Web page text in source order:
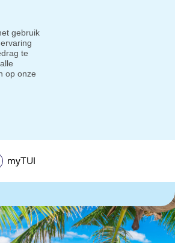
gebruik
te
op onze
myTUI